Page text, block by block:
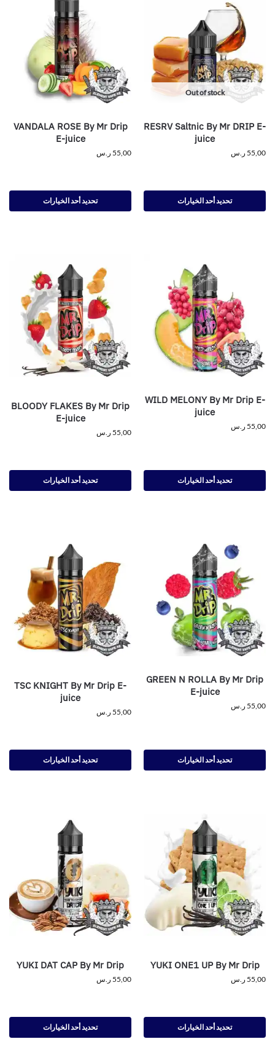
Out of stock
RESRV Saltnic By Mr DRIP E-
juice
55,00 ر.س
تحديد أحد الخيارات
VANDALA ROSE By Mr Drip
E-juice
55,00 ر.س
تحديد أحد الخيارات
WILD MELONY By Mr Drip E-
juice
55,00 ر.س
تحديد أحد الخيارات
BLOODY FLAKES By Mr Drip
E-juice
55,00 ر.س
تحديد أحد الخيارات
GREEN N ROLLA By Mr Drip
E-juice
55,00 ر.س
تحديد أحد الخيارات
TSC KNIGHT By Mr Drip E-
juice
55,00 ر.س
تحديد أحد الخيارات
YUKI ONE1 UP By Mr Drip
55,00 ر.س
تحديد أحد الخيارات
YUKI DAT CAP By Mr Drip
55,00 ر.س
تحديد أحد الخيارات